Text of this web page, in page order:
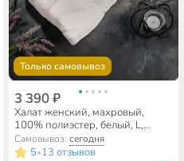
Только самовывоз
3 390 ₽
Халат женский, махровый,
100% полиэстер, белый, L,
125х58х57 см, A160003
Самовывоз: сегодня
5•13 отзывов